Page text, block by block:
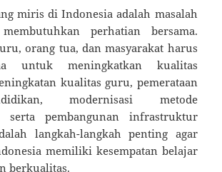
miris di Indonesia adalah masalah
perhatian bersama.
orang tua, dan masyarakat harus
untuk meningkatkan kualitas
kualitas guru, pemerataan
modernisasi metode
serta pembangunan infrastruktur
langkah-langkah penting agar
memiliki kesempatan belajar
berkualitas.